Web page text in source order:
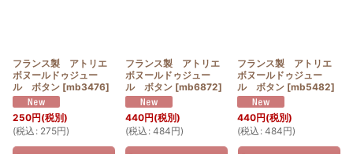
フランス製 アトリエ
ボヌールドゥジュー
ル ボタン [mb3476]
250円(税別)
(税込 : 275円)
フランス製 アトリエ
ボヌールドゥジュー
ル ボタン [mb6872]
440円(税別)
(税込 : 484円)
フランス製 アトリエ
ボヌールドゥジュー
ル ボタン [mb5482]
440円(税別)
(税込 : 484円)